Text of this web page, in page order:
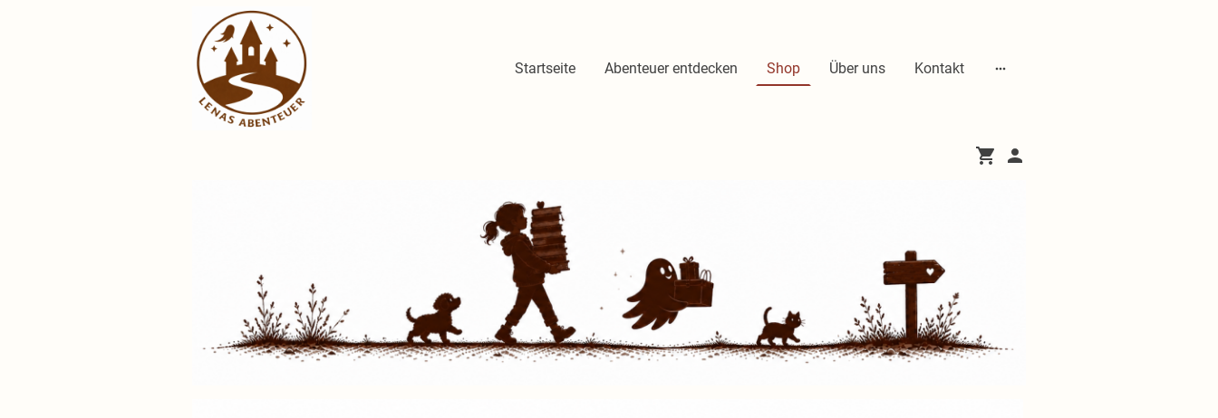
Startseite Abenteuer entdecken Shop Über uns Kontakt